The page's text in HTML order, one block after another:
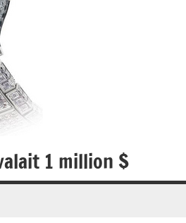
1 million $